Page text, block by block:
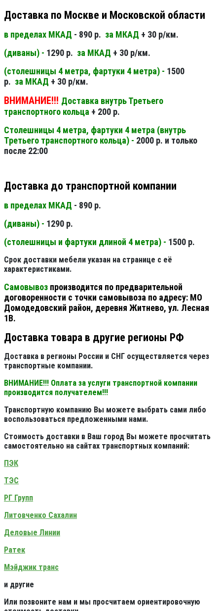
Доставка по Москве и Московской области
в пределах МКАД - 890 р. за МКАД + 30 р/км.
(диваны) - 1290 р. за МКАД + 30 р/км.
(столешницы 4 метра, фартуки 4 метра) - 1500
р. за МКАД + 30 р/км.
ВНИМАНИЕ!!! Доставка внутрь Третьего
транспортного кольца + 200 р.
Столешницы 4 метра, фартуки 4 метра (внутрь
Третьего транспортного кольца) - 2000 р. и только
после 22:00
Доставка до транспортной компании
в пределах МКАД - 890 р.
(диваны) - 1290 р.
(столешницы и фартуки длиной 4 метра) - 1500 р.
Срок доставки мебели указан на странице с её
характеристиками.
Самовывоз производится по предварительной
договоренности с точки самовывоза по адресу: МО
Домодедовский район, деревня Житнево, ул. Лесная
1В.
Доставка товара в другие регионы РФ
Доставка в регионы России и СНГ осуществляется через
транспортные компании.
ВНИМАНИЕ!!! Оплата за услуги транспортной компании
производится получателем!!!
Транспортную компанию Вы можете выбрать сами либо
воспользоваться предложенными нами.
Стоимость доставки в Ваш город Вы можете просчитать
самостоятельно на сайтах транспортных компаний:
ПЭК
ТЭС
РГ Групп
Литовченко Сахалин
Деловые Линии
Ратек
Мэйджик транс
и другие
Или позвоните нам и мы просчитаем ориентировочную